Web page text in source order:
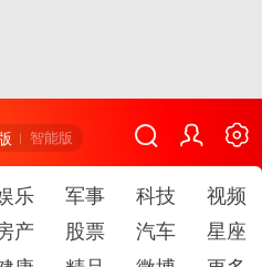
智能版
乐 军事 科技
视频
产 股票 汽车
星座